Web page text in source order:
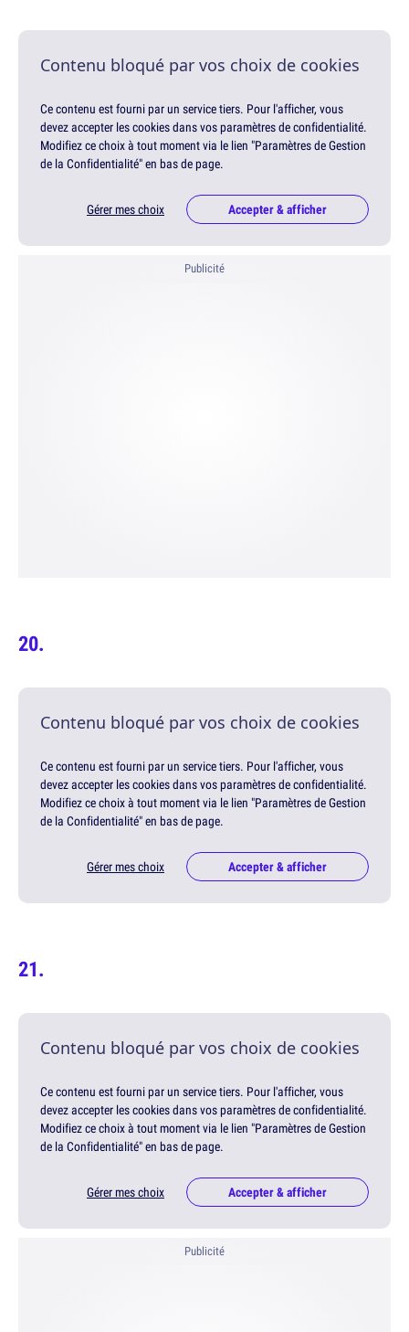
Contenu bloqué par vos choix de cookies
Ce contenu est fourni par un service tiers. Pour l'afficher, vous
devez accepter les cookies dans vos paramètres de confidentialité.
Modifiez ce choix à tout moment via le lien "Paramètres de Gestion
de la Confidentialité" en bas de page.
Gérer mes choix Accepter & afficher
Publicité
Contenu bloqué par vos choix de cookies
Ce contenu est fourni par un service tiers. Pour l'afficher, vous
devez accepter les cookies dans vos paramètres de confidentialité.
Modifiez ce choix à tout moment via le lien "Paramètres de Gestion
de la Confidentialité" en bas de page.
Gérer mes choix Accepter & afficher
Contenu bloqué par vos choix de cookies
Ce contenu est fourni par un service tiers. Pour l'afficher, vous
devez accepter les cookies dans vos paramètres de confidentialité.
Modifiez ce choix à tout moment via le lien "Paramètres de Gestion
de la Confidentialité" en bas de page.
Gérer mes choix Accepter & afficher
Publicité